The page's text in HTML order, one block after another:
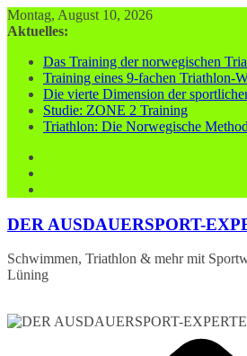
Zum
Inhalt
Montag, August 10, 2026
Aktuelles:
Das Training der norwegischen
Training eines 9-fachen Triathlon-
Die vierte Dimension der
Studie: ZONE 2 Training
Triathlon: Die Norwegische
DER AUSDAUERSPORT-
Schwimmen, Triathlon & mehr mit
Lüning